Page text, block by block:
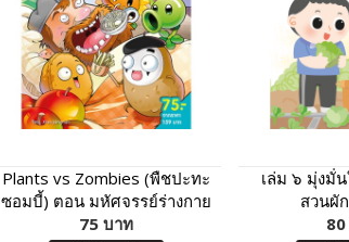
Plants vs Zombies (พืชปะทะ
ซอมบี้) ตอน มหัศจรรย์ร่างกาย
ของเรา และโภชนาการน่ารู้
75 บาท
เล่ม ๖ มุ่งมั่
สวนผั